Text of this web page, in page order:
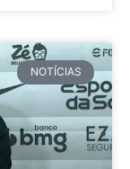
NOTÍCIAS